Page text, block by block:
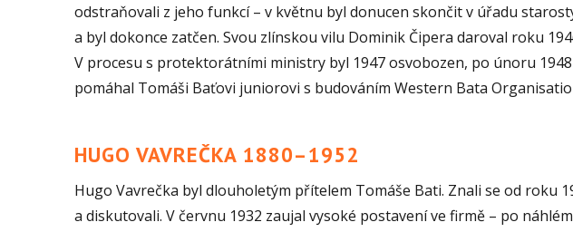
odstraňovali z jeho funkcí – v květnu byl donucen skončit v úřadu
a byl dokonce zatčen. Svou zlínskou vilu Dominik Čipera daroval roku
V procesu s protektorátními ministry byl 1947 osvobozen, po únoru
pomáhal Tomáši Baťovi juniorovi s budováním Western Bata
HUGO VAVREČKA 1880–1952
Hugo Vavrečka byl dlouholetým přítelem Tomáše Bati. Znali se od roku
a diskutovali. V červnu 1932 zaujal vysoké postavení ve firmě – po